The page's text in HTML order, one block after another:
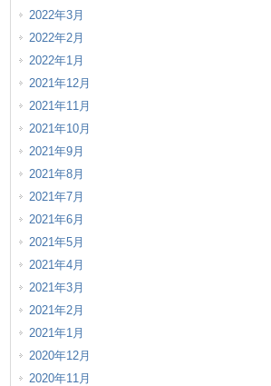
2022年3月
2022年2月
2022年1月
2021年12月
2021年11月
2021年10月
2021年9月
2021年8月
2021年7月
2021年6月
2021年5月
2021年4月
2021年3月
2021年2月
2021年1月
2020年12月
2020年11月